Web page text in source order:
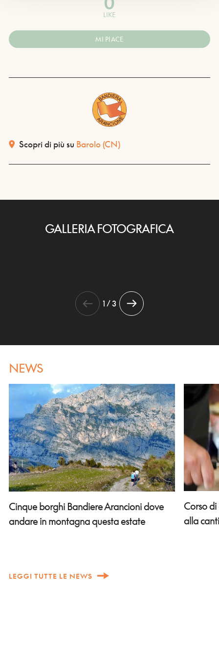
LIKE
MI PIACE
Scopri di più su Barolo(CN)
GALLERIA FOTOGRAFICA
1 / 3
NEWS
Cinque borghi Bandiere Arancioni dove
andare in montagna questa estate
Corso
alla
LEGGI TUTTE LE NEWS